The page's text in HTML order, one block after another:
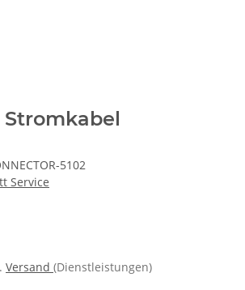
5102
Service
Versand (Dienstleistungen)